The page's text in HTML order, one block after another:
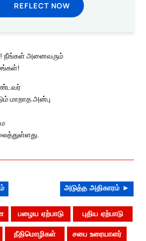
REFLECT NOW
நீங்கள் அனைவரும்
மாறாத அன்பு
அடுத்த அதிகாரம் ►
பழைய ஏற்பாடு புதிய ஏற்பாடு
நீதிமொழிகள் சபை உரையாளர்